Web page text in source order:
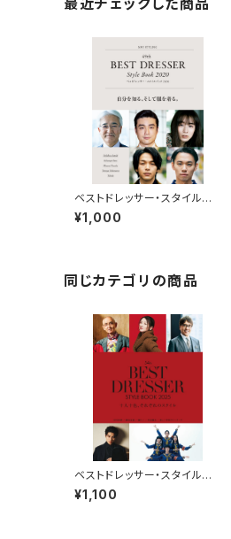
最近チェックした商品
ベストドレッサー・スタイルブッ
ク 2020
¥1,000
同じカテゴリの商品
ベストドレッサー・スタイルブッ
ク 2025
¥1,100